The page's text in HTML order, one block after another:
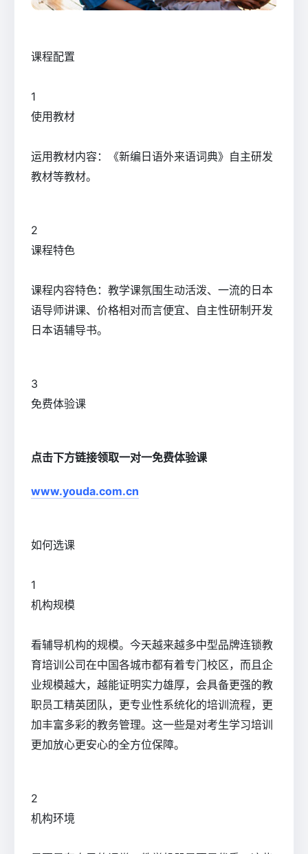
课程配置
1
使用教材
运用教材内容：《新编日语外来语词典》自主研发
教材等教材。
2
课程特色
课程内容特色：教学课氛围生动活泼、一流的日本
语导师讲课、价格相对而言便宜、自主性研制开发
日本语辅导书。
3
免费体验课
点击下方链接领取一对一免费体验课
www.youda.com.cn
如何选课
1
机构规模
看辅导机构的规模。今天越来越多中型品牌连锁教
育培训公司在中国各城市都有着专门校区，而且企
业规模越大，越能证明实力雄厚，会具备更强的教
职员工精英团队，更专业性系统化的培训流程，更
加丰富多彩的教务管理。这一些是对考生学习培训
更加放心更安心的全方位保障。
2
机构环境